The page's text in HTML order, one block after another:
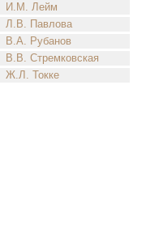
И.М. Лейм
Л.В. Павлова
В.А. Рубанов
В.В. Стремковская
Ж.Л. Токке